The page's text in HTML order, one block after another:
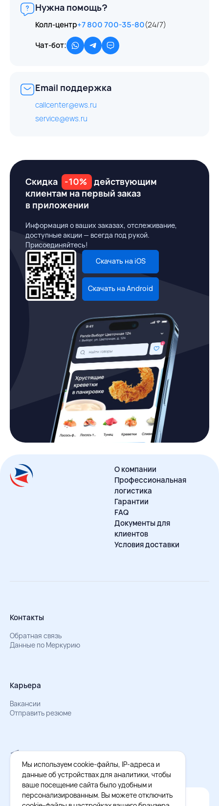
Нужна помощь?
Колл-центр+7 800 700-35-80(24/7)
Чат-бот:
Email поддержка
callcenter@ews.ru
service@ews.ru
Скидка -10%
действующим
клиентам на первый заказ
в приложении
Информация о ваших заказах, отслеживание,
доступные акции — всегда под рукой.
Присоединяйтесь!
Скачать на iOS
Скачать на Android
О компании
Профессиональная
логистика
Гарантии
FAQ
Документы для
клиентов
Условия доставки
Контакты
Обратная связь
Данные по Меркурию
Карьера
Вакансии
Отправить резюме
Мы в Телеграм
Документы об обработке персональных данных
Охрана труда – результаты СОУТ
Официальное приложение Восток - Запад
Мы используем cookie-файлы, IP-адреса и
данные об устройствах для аналитики, чтобы
ваше посещение сайта было удобным и
персонализированным. Вы можете отключить